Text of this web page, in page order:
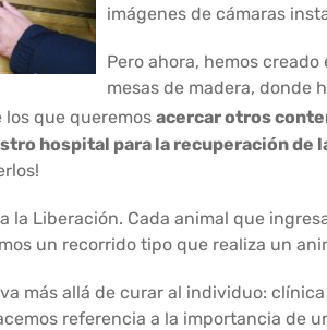
imágenes de cámaras
Pero ahora, hemos
mesas de madera, donde
los que queremos acercar otros
hospital para la recuperación de
la Liberación. Cada animal que
un recorrido tipo que realiza un
más allá de curar al individuo:
referencia a la importancia de